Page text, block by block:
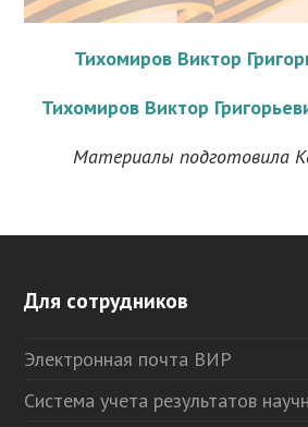
Тихомиров Виктор
Тихомиров Виктор
Материалы подготовила
Для сотрудников
Электронная почта ВИР
Система учета результатов